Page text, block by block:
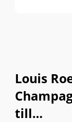
Louis
till...